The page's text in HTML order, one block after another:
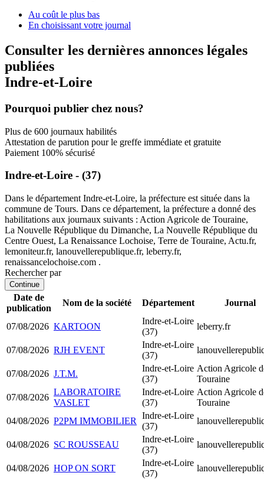
Au coût le plus bas
En choisissant votre journal
Consulter les dernières annonces légales
publiées
Indre-et-Loire
Pourquoi publier chez nous?
Plus de 600 journaux habilités
Attestation de parution pour le greffe immédiate et gratuite
Paiement 100% sécurisé
Indre-et-Loire - (37)
Dans le département Indre-et-Loire, la préfecture est située dans la
commune de Tours. Dans ce département, la préfecture a donné des
habilitations aux journaux suivants : Action Agricole de Touraine,
La Nouvelle République du Dimanche, La Nouvelle République du
Centre Ouest, La Renaissance Lochoise, Terre de Touraine, Actu.fr,
lemoniteur.fr, lanouvellerepublique.fr, leberry.fr,
renaissancelochoise.com .
Rechercher par
Continue
Date de
publication
Nom de la société Département Journal
07/08/2026 KARTOON
Indre-et-Loire
(37)
leberry.fr
07/08/2026 RJH EVENT
Indre-et-Loire
(37)
07/08/2026 J.T.M.
Indre-et-Loire
(37)
Action Agricole
Touraine
07/08/2026
LABORATOIRE
VASLET
Indre-et-Loire
(37)
Action Agricole
Touraine
04/08/2026 P2PM IMMOBILIER
Indre-et-Loire
(37)
04/08/2026 SC ROUSSEAU
Indre-et-Loire
(37)
04/08/2026 HOP ON SORT
Indre-et-Loire
(37)